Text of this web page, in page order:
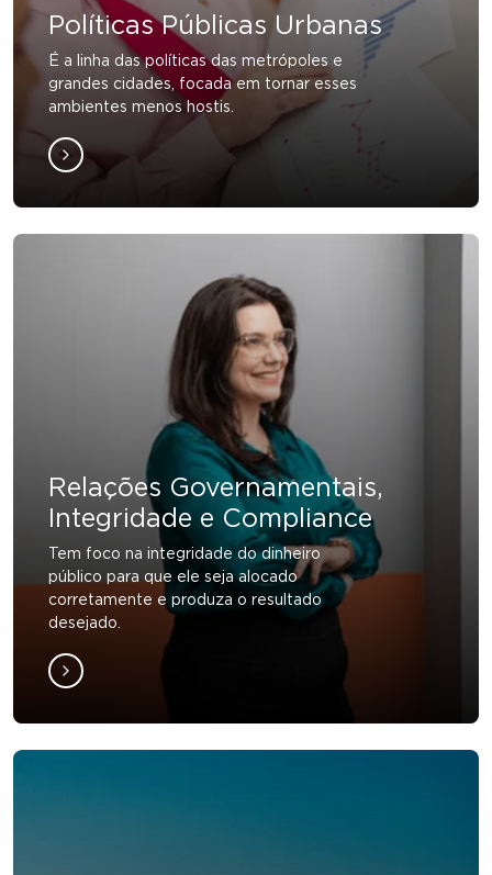
Políticas Públicas Urbanas
É a linha das políticas das metrópoles e
grandes cidades, focada em tornar esses
ambientes menos hostis.
Relações Governamentais,
Integridade e Compliance
Tem foco na integridade do dinheiro
público para que ele seja alocado
corretamente e produza o resultado
desejado.